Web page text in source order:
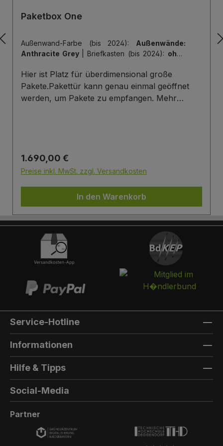
Paketbox One
Außenwand-Farbe (bis 2024): Außenwände:
Anthracite Grey
Briefkasten (bis 2024): ohne
Hintertür | Tiefe der Paketbox (bis 2024):
cm Außenmaß (Standard) | Tür-Farbe (bis
2024):Tür: Anthracite Grey
Hier ist Platz für überdimensional große
Pakete.Pakettür kann genau einmal geöffnet
werden, um Pakete zu empfangen. Mehr
Die Tür wird immer mit einem Halbzylinder
ausgestattet. Das heißt, Sie können den selben
Ihrer Haustüre haben und die Paketbox mit
dem selben Schlüssel öffnen.
Briefkasten:Optional kann ein Briefkasten
integriert werden. Die Post landet in einem
separaten und absperrbaren Auffangkorb.
Hintertür:Auf der Rückseite können Sie eine
Hintertür integrieren. Die Farbe der Hintertür ist
immer die gleiche Farbe, wie die Türfarbe
vorne. Außenmaterial: 8mm HPL(High
Firma Trespa Bei Sonderfarbe: Bezeichnung
der TürfarbeGeben Sie hier den Namen Ihrer
Wunschfarbe an.Die Lieferzeit bei
Sonderfarben verlängert sich um 5 bis 6
AußenfarbeGeben Sie hier den Namen der
Wunschfarbe an.Hinweis: Falls Sie die Türfarbe
in der selben Farbe wie die Außenwandfarbe
berechnet wird.Die Lieferzeit bei Sonderfarben
Regulärer Preis:
1.690,00 €
Preise inkl. MwSt. zzgl. Versandkosten
In den Warenkorb
Service-Hotline
Informationen
Hilfe & Tipps
Social-Media
Partner